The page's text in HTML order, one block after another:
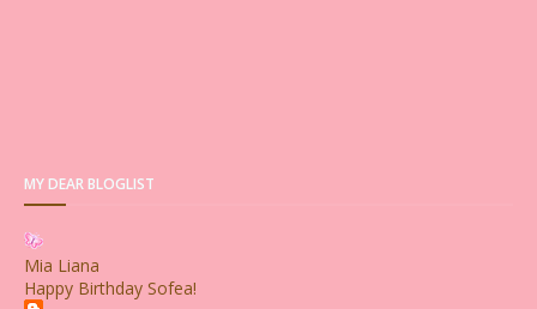
MY DEAR BLOGLIST
Mia Liana
Happy Birthday Sofea!